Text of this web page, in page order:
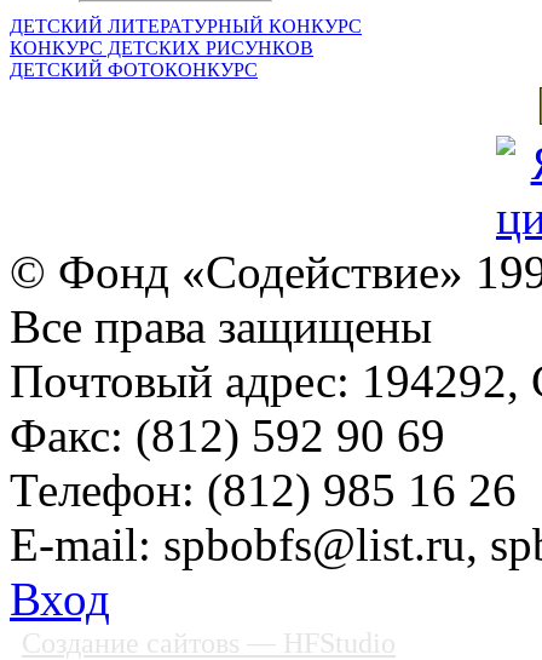
ДЕТСКИЙ ЛИТЕРАТУРНЫЙ КОНКУРС
КОНКУРС ДЕТСКИХ РИСУНКОВ
ДЕТСКИЙ ФОТОКОНКУРС
© Фонд «Содействие»
Все права защищены
Почтовый адрес: 194292,
Факс: (812) 592 90 69
Телефон: (812) 985 16 26
E-mail: spbobfs@list.ru,
Вход
Создание сайтовs — HFStudio